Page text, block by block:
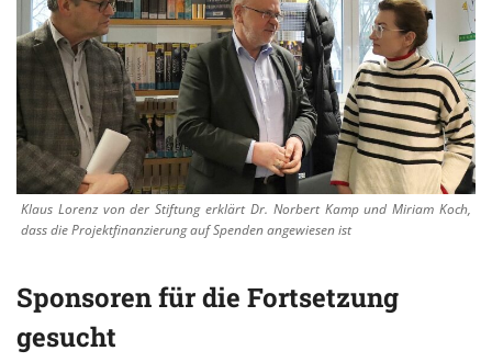
Klaus Lorenz von der Stiftung erklärt Dr. Norbert Kamp und Miriam Koch,
dass die Projektfinanzierung auf Spenden angewiesen ist
Sponsoren für die Fortsetzung
gesucht